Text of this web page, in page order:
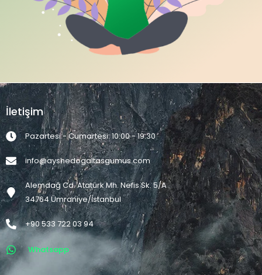
İletişim
Pazartesi - Cumartesi: 10:00 - 19:30
info@ayshedogaltasgumus.com
Alemdağ Cd. Atatürk Mh. Nefis Sk. 5/A
34764 Ümraniye/İstanbul
+90 533 722 03 94
Whatsapp